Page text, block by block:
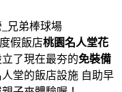
假飯店桃園名人堂花
立了現在最夯的免裝備
堂的飯店設施 自助早